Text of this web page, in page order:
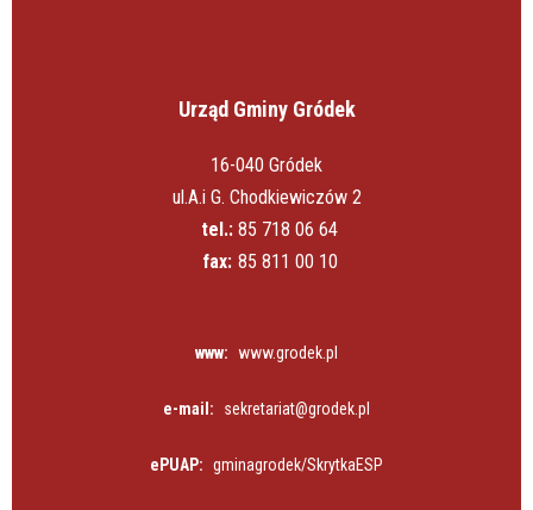
Urząd Gminy Gródek
16-040 Gródek
ul.A.i G. Chodkiewiczów 2
tel.: 85 718 06 64
fax: 85 811 00 10
www: www.grodek.pl
e-mail: sekretariat@grodek.pl
ePUAP: gminagrodek/SkrytkaESP